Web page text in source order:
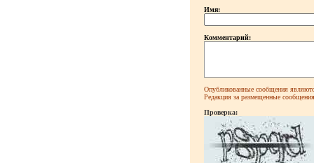
Имя:
Комментарий:
Опубликованные сообщения
Редакция за размещенные сообщения
Проверка: